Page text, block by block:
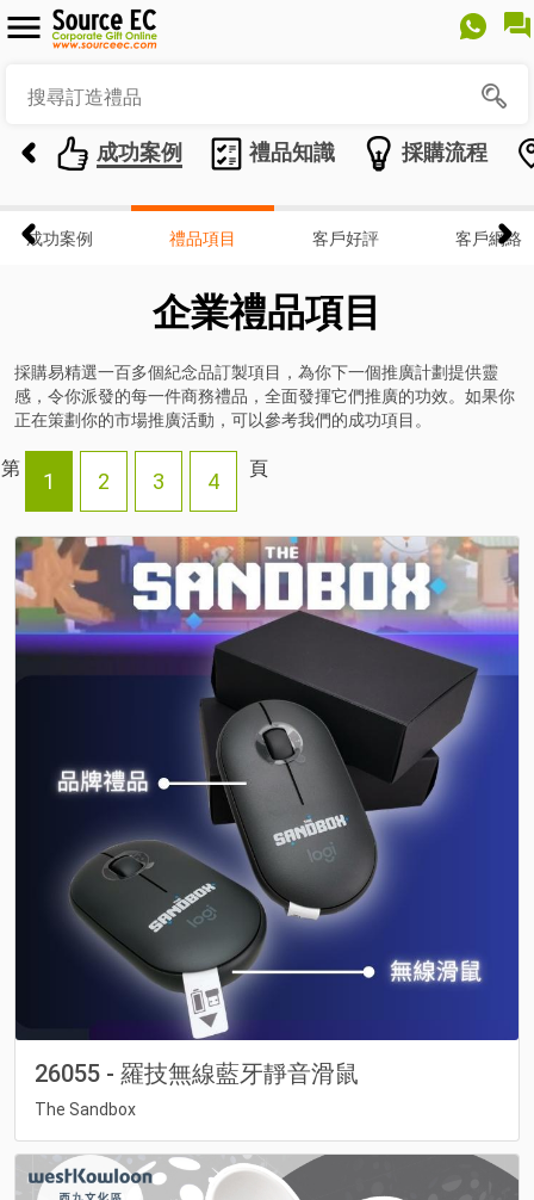
成功案例 禮品知識 採購流程
成功案例 禮品項目 客戶好評 客戶網絡
企業禮品項目
採購易精選一百多個紀念品訂製項目，為你下一個推廣計劃提供靈
感，令你派發的每一件商務禮品，全面發揮它們推廣的功效。如果你
正在策劃你的市場推廣活動，可以參考我們的成功項目。
第
1 2 3 4
頁
26055 - 羅技無線藍牙靜音滑鼠
The Sandbox